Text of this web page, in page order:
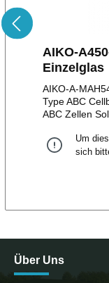
AIKO-
Einzelglas
AIKO-A-
Type ABC
ABC Zellen
Jahre
Um
sich
Über Uns